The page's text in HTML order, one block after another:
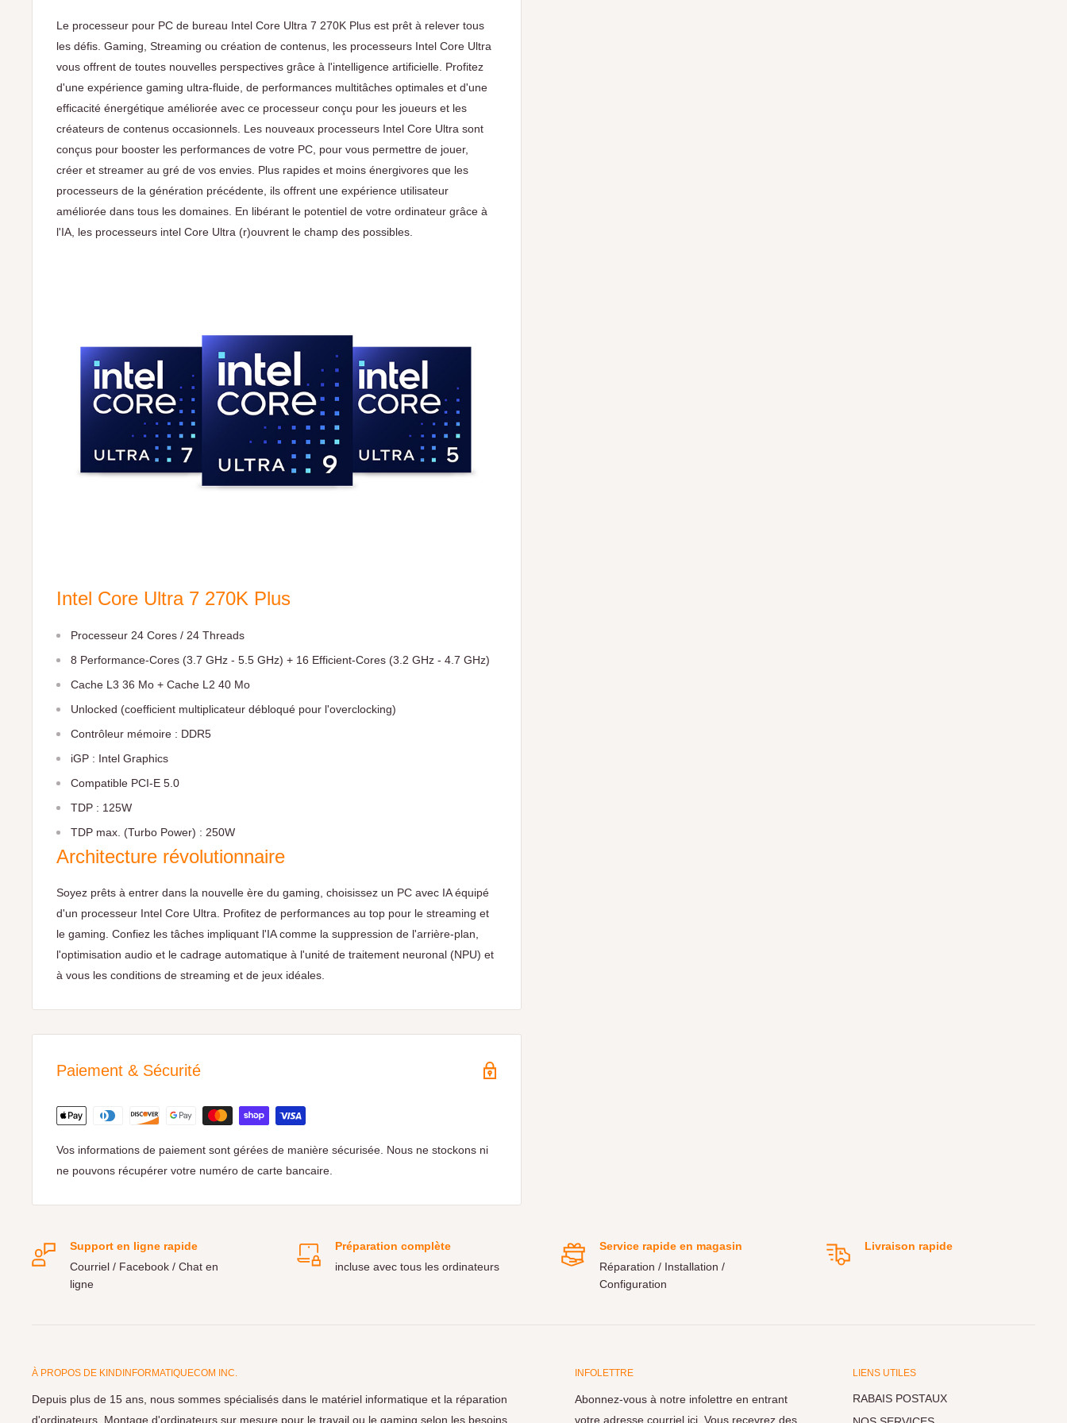
Le processeur pour PC de bureau Intel Core Ultra 7 270K Plus est prêt à relever tous
les défis. Gaming, Streaming ou création de contenus, les processeurs Intel Core Ultra
vous offrent de toutes nouvelles perspectives grâce à l'intelligence artificielle. Profitez
d'une expérience gaming ultra-fluide, de performances multitâches optimales et d'une
efficacité énergétique améliorée avec ce processeur conçu pour les joueurs et les
créateurs de contenus occasionnels. Les nouveaux processeurs Intel Core Ultra sont
conçus pour booster les performances de votre PC, pour vous permettre de jouer,
créer et streamer au gré de vos envies. Plus rapides et moins énergivores que les
processeurs de la génération précédente, ils offrent une expérience utilisateur
améliorée dans tous les domaines. En libérant le potentiel de votre ordinateur grâce à
l'IA, les processeurs intel Core Ultra (r)ouvrent le champ des possibles.
Intel Core Ultra 7 270K Plus
Processeur 24 Cores / 24 Threads
8 Performance-Cores (3.7 GHz - 5.5 GHz) + 16 Efficient-Cores (3.2 GHz - 4.7 GHz)
Cache L3 36 Mo + Cache L2 40 Mo
Unlocked (coefficient multiplicateur débloqué pour l'overclocking)
Contrôleur mémoire : DDR5
iGP : Intel Graphics
Compatible PCI-E 5.0
TDP : 125W
TDP max. (Turbo Power) : 250W
Architecture révolutionnaire
Soyez prêts à entrer dans la nouvelle ère du gaming, choisissez un PC avec IA équipé
d'un processeur Intel Core Ultra. Profitez de performances au top pour le streaming et
le gaming. Confiez les tâches impliquant l'IA comme la suppression de l'arrière-plan,
l'optimisation audio et le cadrage automatique à l'unité de traitement neuronal (NPU) et
à vous les conditions de streaming et de jeux idéales.
Paiement & Sécurité
Vos informations de paiement sont gérées de manière sécurisée. Nous ne stockons ni
ne pouvons récupérer votre numéro de carte bancaire.
Support en ligne rapide
Courriel / Facebook / Chat en
ligne
Préparation complète
incluse avec tous les ordinateurs
Service rapide en magasin
Réparation / Installation /
Configuration
Livraison rapide
À PROPOS DE KINDINFORMATIQUECOM INC.
Depuis plus de 15 ans, nous sommes spécialisés dans le matériel informatique et la réparation
d'ordinateurs. Montage d'ordinateurs sur mesure pour le travail ou le gaming selon les besoins.
INFOLETTRE
Abonnez-vous à notre infolettre en entrant
votre adresse courriel ici. Vous recevrez des
LIENS UTILES
RABAIS POSTAUX